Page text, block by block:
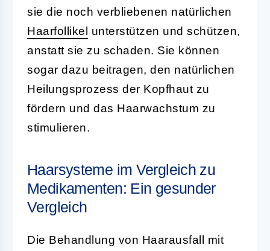
sie die noch verbliebenen natürlichen
Haarfollikel
unterstützen und schützen,
anstatt sie zu schaden. Sie können
sogar dazu beitragen, den natürlichen
Heilungsprozess der Kopfhaut zu
fördern und das Haarwachstum zu
stimulieren.
Haarsysteme im Vergleich zu
Medikamenten: Ein gesunder
Vergleich
Die Behandlung von Haarausfall mit